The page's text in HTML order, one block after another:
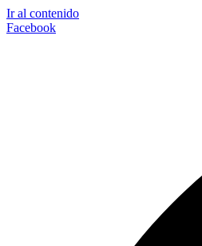
Ir al contenido
Facebook